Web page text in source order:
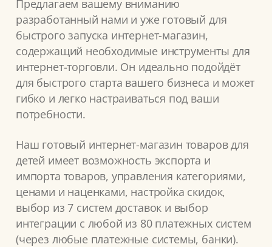
Предлагаем вашему вниманию
разработанный нами и уже готовый для
быстрого запуска интернет-магазин,
содержащий необходимые инструменты для
интернет-торговли. Он идеально подойдёт
для быстрого старта вашего бизнеса и может
гибко и легко настраиваться под ваши
потребности.
Наш готовый интернет-магазин товаров для
детей имеет возможность экспорта и
импорта товаров, управления категориями,
ценами и наценками, настройка скидок,
выбор из 7 систем доставок и выбор
интеграции с любой из 80 платежных систем
(через любые платежные системы, банки).